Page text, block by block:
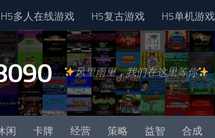
H5多人在线游戏 H5复古游戏 H5单机游戏
风里雨里，我们在这里等你
闲 卡牌 经营 策略 益智 合成